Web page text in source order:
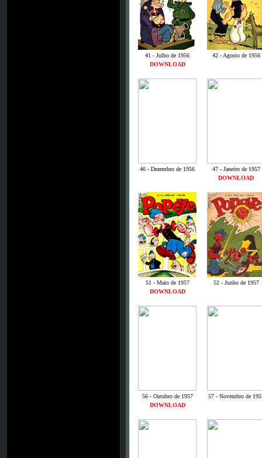
41 - Julho de 1956
42 - Agosto de 1956
DOWNLOAD
46 - Dezembro de 1956
47 - Janeiro de 1957
DOWNLOAD
51 - Maio de 1957
52 - Junho de 1957
DOWNLOAD
56 - Outubro de 1957
57 - Novembro de
DOWNLOAD